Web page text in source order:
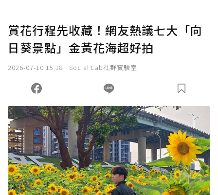
賞花行程先收藏！網友熱議七大「向
日葵景點」金黃花海超好拍
2026-07-10 15:18 Social Lab社群實驗室